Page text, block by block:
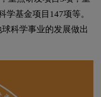
学基金项目147项等。
科学事业的发展做出